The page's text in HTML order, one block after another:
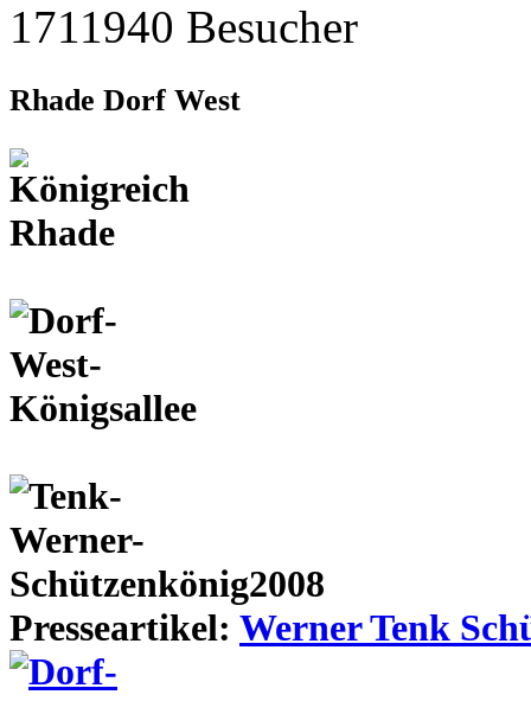
1711940 Besucher
Rhade Dorf West
Presseartikel: Werner Tenk